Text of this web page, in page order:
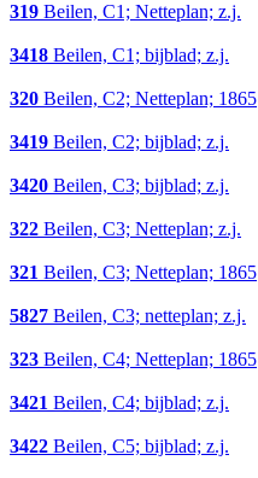
319 Beilen, C1; Netteplan; z.j.
3418 Beilen, C1; bijblad; z.j.
320 Beilen, C2; Netteplan; 1865
3419 Beilen, C2; bijblad; z.j.
3420 Beilen, C3; bijblad; z.j.
322 Beilen, C3; Netteplan; z.j.
321 Beilen, C3; Netteplan; 1865
5827 Beilen, C3; netteplan; z.j.
323 Beilen, C4; Netteplan; 1865
3421 Beilen, C4; bijblad; z.j.
3422 Beilen, C5; bijblad; z.j.